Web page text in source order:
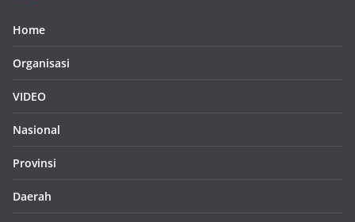
Home
Organisasi
VIDEO
Nasional
Provinsi
Daerah